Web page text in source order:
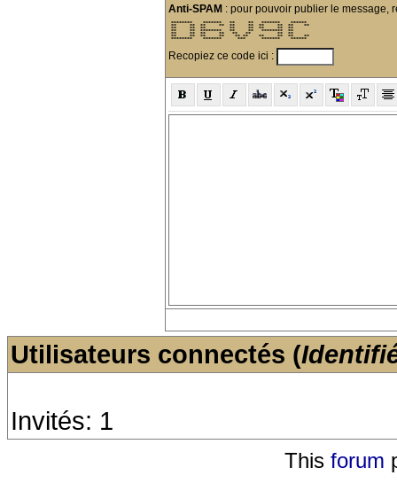
Anti-SPAM : pour pouvoir publier le message,
********    *******   **     **   *******    ******
**     **  **     **  **     **  **     **  **    **
**     **  **         **     **  **     **  **
**     **  ********   **     **   ********  **
**     **  **     **   **   **          **  **
**     **  **     **    ** **    **     **  **    **
********    *******      ***      *******    ******
Recopiez ce code ici :
Utilisateurs connectés (
Invités: 1
This forum